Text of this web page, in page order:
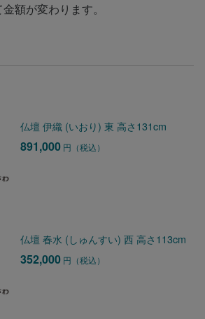
額が変わります。
仏壇 伊織 (いおり) 東 高さ131cm
891,000 円（税込）
仏壇 春水 (しゅんすい) 西 高さ113cm
352,000 円（税込）